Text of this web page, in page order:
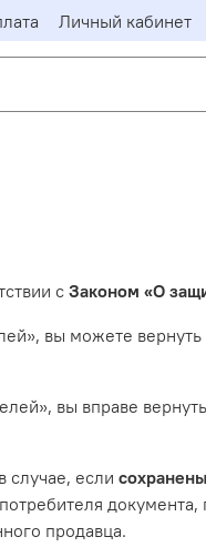
Личный кабинет
с Законом «О
вы можете
вы вправе вернуть
случае, если
продавца.